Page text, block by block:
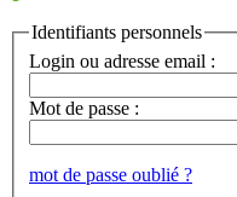
Identifiants personnels
Login ou adresse email :
Mot de passe :
mot de passe oublié ?